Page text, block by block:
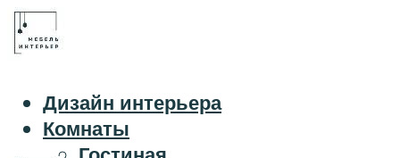
Дизайн интерьера
Комнаты